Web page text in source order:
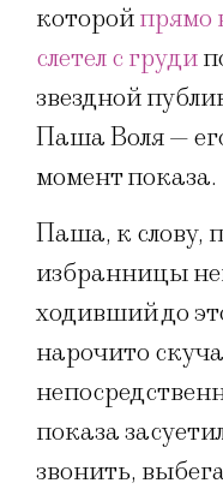
которойпрямо
слетел с груди
звездной
Паша Воля —
момент показа.
Паша, к слову,
избранницы
ходивший до
нарочито
показа
звонить,